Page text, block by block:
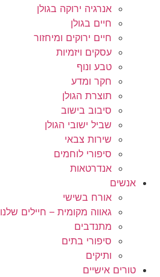
אנרגיה ירוקה בגולן
חיים בגולן
חיים ירוקים ומיחזור
עסקים ויזמיות
טבע ונוף
חקר ומדע
תוצרת הגולן
סיבוב בישוב
שביל ישובי הגולן
שירות צבאי
סיפורי לוחמים
אנדרטאות
אנשים
אורח בשישי
גאווה מקומית – חיילים שלנו
מתנדבים
סיפורי בתים
ותיקים
טורים אישיים